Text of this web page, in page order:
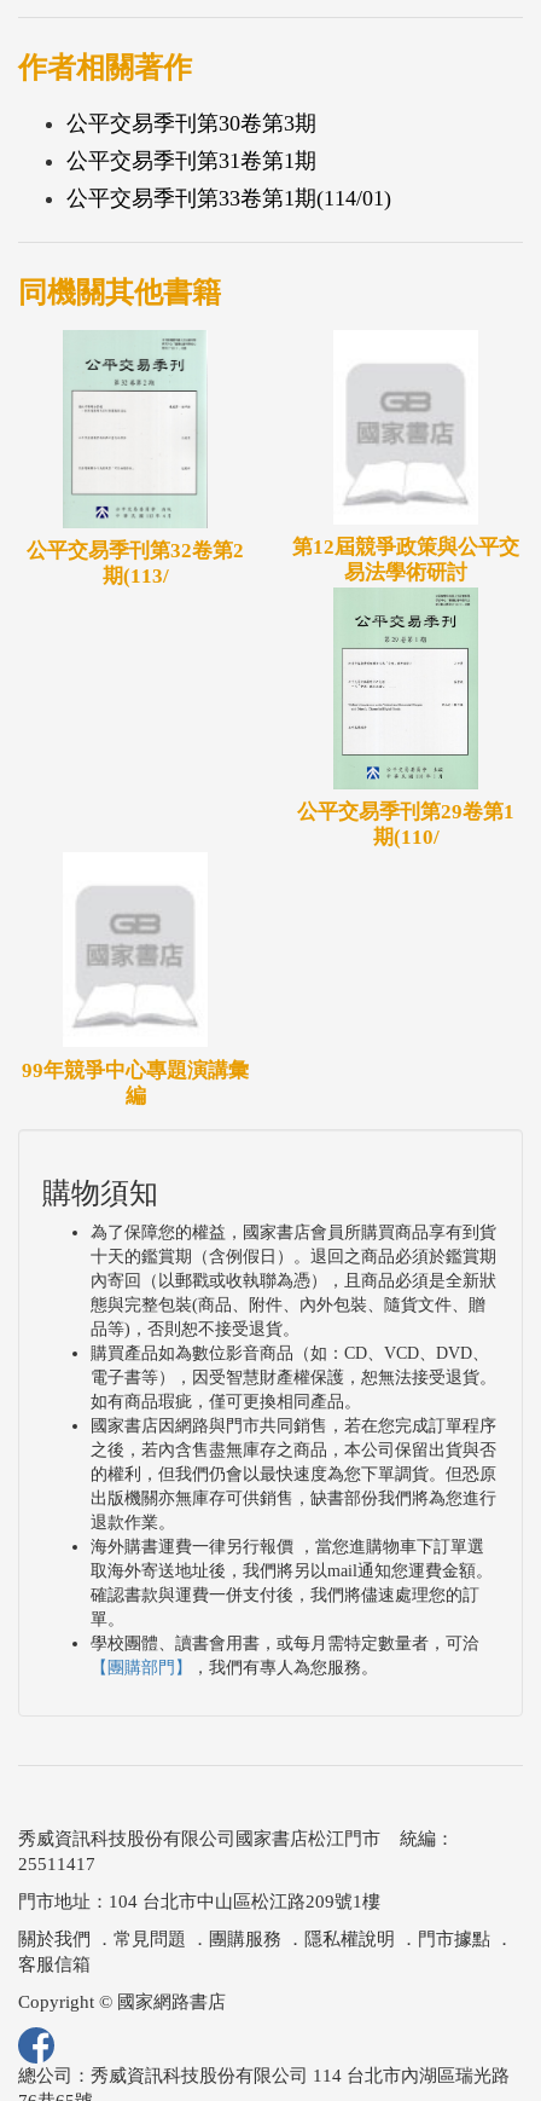
作者相關著作
公平交易季刊第30卷第3期
公平交易季刊第31卷第1期
公平交易季刊第33卷第1期(114/01)
同機關其他書籍
公平交易季刊第32卷第2
期(113/
第12屆競爭政策與公平交
易法學術研討
公平交易季刊第29卷第1
期(110/
99年競爭中心專題演講彙
編
購物須知
為了保障您的權益，國家書店會員所購買商品享有到貨
十天的鑑賞期（含例假日）。退回之商品必須於鑑賞期
內寄回（以郵戳或收執聯為憑），且商品必須是全新狀
態與完整包裝(商品、附件、內外包裝、隨貨文件、贈
品等)，否則恕不接受退貨。
購買產品如為數位影音商品（如：CD、VCD、DVD、
電子書等），因受智慧財產權保護，恕無法接受退貨。
如有商品瑕疵，僅可更換相同產品。
國家書店因網路與門市共同銷售，若在您完成訂單程序
之後，若內含售盡無庫存之商品，本公司保留出貨與否
的權利，但我們仍會以最快速度為您下單調貨。但恐原
出版機關亦無庫存可供銷售，缺書部份我們將為您進行
退款作業。
海外購書運費一律另行報價 ，當您進購物車下訂單選
取海外寄送地址後，我們將另以mail通知您運費金額。
確認書款與運費一併支付後，我們將儘速處理您的訂
單。
學校團體、讀書會用書，或每月需特定數量者，可洽
【團購部門】
，我們有專人為您服務。
秀威資訊科技股份有限公司國家書店松江門市 統編：
25511417
門市地址：104 台北市中山區松江路209號1樓
關於我們
． 常見問題 ． 團購服務 ． 隱私權說明 ． 門市據點 ．
客服信箱
Copyright © 國家網路書店
總公司：秀威資訊科技股份有限公司 114 台北市內湖區瑞光路